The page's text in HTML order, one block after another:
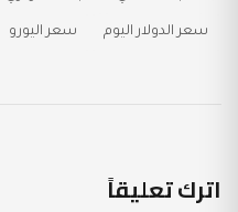
سعر الدولار اليوم سعر اليورو
اترك تعليقاً